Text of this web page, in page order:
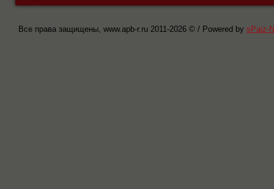
Все права защищены, www.apb-r.ru 2011-2026 © / Powered by sPaiz-